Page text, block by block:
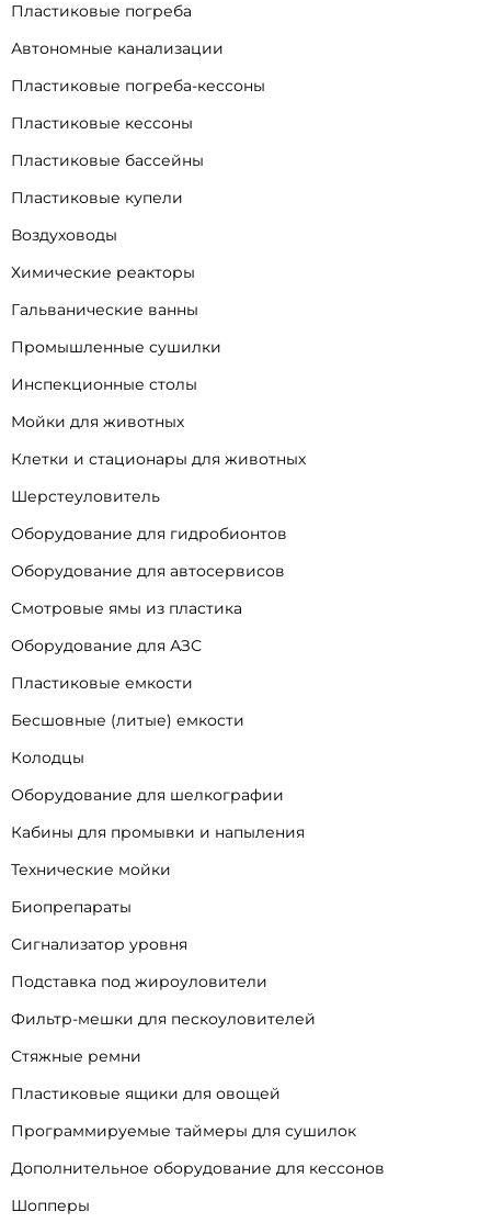
Пластиковые погреба
Автономные канализации
Пластиковые погреба-кессоны
Пластиковые кессоны
Пластиковые бассейны
Пластиковые купели
Воздуховоды
Химические реакторы
Гальванические ванны
Промышленные сушилки
Инспекционные столы
Мойки для животных
Клетки и стационары для животных
Шерстеуловитель
Оборудование для гидробионтов
Оборудование для автосервисов
Смотровые ямы из пластика
Оборудование для АЗС
Пластиковые емкости
Бесшовные (литые) емкости
Колодцы
Оборудование для шелкографии
Кабины для промывки и напыления
Технические мойки
Биопрепараты
Сигнализатор уровня
Подставка под жироуловители
Фильтр-мешки для пескоуловителей
Стяжные ремни
Пластиковые ящики для овощей
Программируемые таймеры для сушилок
Дополнительное оборудование для кессонов
Шопперы